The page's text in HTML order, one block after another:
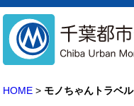
HOME > モノちゃんトラベル